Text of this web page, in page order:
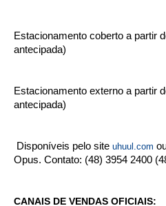
Estacionamento coberto a partir
antecipada)
Estacionamento externo a partir
antecipada)
Disponíveis pelo site uhuul.com
Opus. Contato: (48) 3954 2400
CANAIS DE VENDAS OFICIAIS: